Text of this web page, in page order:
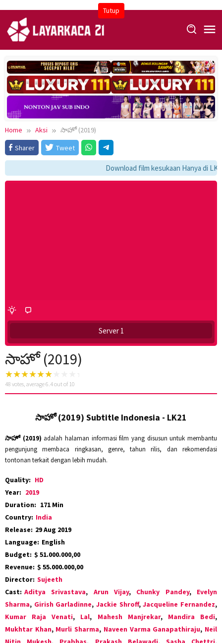
Tutup
content
Home Aksi
సాహో (2019)
Sharer
Tweet
Download film kesukaan Hanya di
Server 1
సాహో (2019)
48 votes, average6.4out of 10
సాహో (2019) Subtitle Indonesia - LK21
సాహో (2019) adalah halaman informasi film yang disusun untuk membantu
pengunjung membaca ringkasan, genre, tahun rilis, dan rekomendasi
tontonan terkait dengan lebih mudah.
Quality: HD
Year: 2019
Duration: 171 Min
Country: India
Release: 29 Aug 2019
Language: English
Budget: $ 51.000.000,00
Revenue: $ 55.000.000,00
Director: Sujeeth
Cast: Aditya Srivastava, Arun Vijay, Chunky Pandey, Evelyn
Sharma, Girish Garladinne,Jackie Shroff,Jacqueline Fernandez,
Kumar Raja Venati, Lal, Mahesh Manjrekar, Mandira Bedi,
Mukhtar Khan, Murli Sharma, Naveen Varma Ganapathiraju, Neil